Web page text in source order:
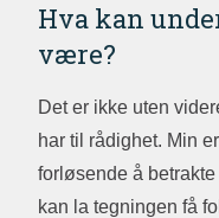
Hva kan
være?
Det er ikke uten
har til rådighet. Min
forløsende å
kan la tegningen få